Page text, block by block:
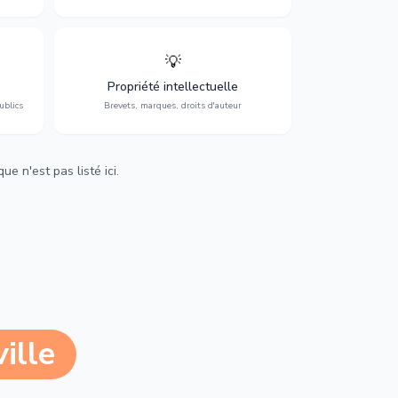
💡
Propriété intellectuelle
Brevets, marques, droits d'auteur
Protection de vos créations : brevets,
marques, droits d'auteur et lutte contre la
contrefaçon.
n'est pas listé ici.